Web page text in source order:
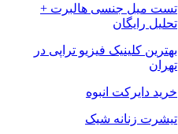
تست میل جنسی هالبرت +
تحلیل رایگان
بهترین کلینیک فیزیو تراپی در
تهران
خرید دایرکت انبوه
تیشرت زنانه شیک